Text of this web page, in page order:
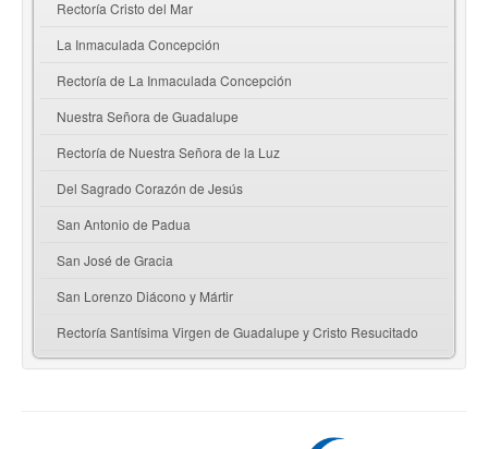
Rectoría Cristo del Mar
La Inmaculada Concepción
Rectoría de La Inmaculada Concepción
Nuestra Señora de Guadalupe
Rectoría de Nuestra Señora de la Luz
Del Sagrado Corazón de Jesús
San Antonio de Padua
San José de Gracia
San Lorenzo Diácono y Mártir
Rectoría Santísima Virgen de Guadalupe y Cristo Resucitado